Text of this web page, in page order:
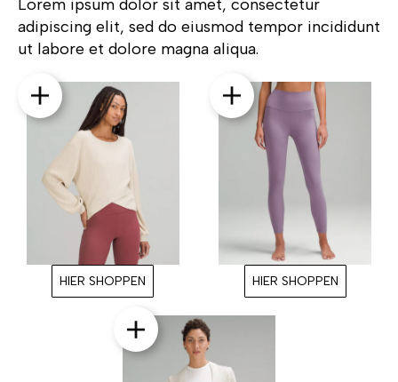
Lorem ipsum dolor sit amet, consectetur
adipiscing elit, sed do eiusmod tempor incididunt
ut labore et dolore magna aliqua.
HIER SHOPPEN HIER SHOPPEN